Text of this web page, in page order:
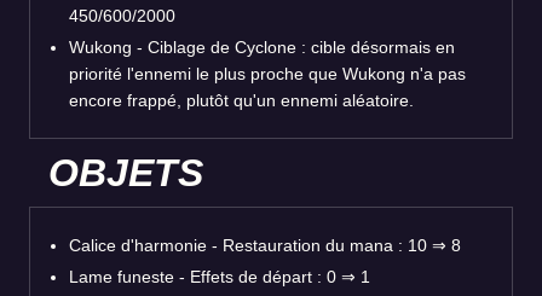
450/600/2000
Wukong - Ciblage de Cyclone : cible désormais en
priorité l'ennemi le plus proche que Wukong n'a pas
encore frappé, plutôt qu'un ennemi aléatoire.
OBJETS
Calice d'harmonie - Restauration du mana : 10 ⇒ 8
Lame funeste - Effets de départ : 0 ⇒ 1